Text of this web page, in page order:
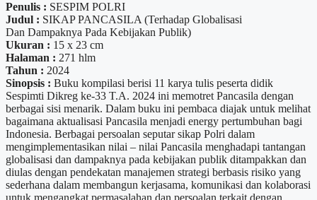
Penulis : SESPIM POLRI
Judul : SIKAP PANCASILA (Terhadap Globalisasi
Dan Dampaknya Pada Kebijakan Publik)
Ukuran : 15 x 23 cm
Halaman : 271 hlm
Tahun : 2024
Sinopsis : Buku kompilasi berisi 11 karya tulis peserta didik
Sespimti Dikreg ke-33 T.A. 2024 ini memotret Pancasila dengan
berbagai sisi menarik. Dalam buku ini pembaca diajak untuk melihat
bagaimana aktualisasi Pancasila menjadi energy pertumbuhan bagi
Indonesia. Berbagai persoalan seputar sikap Polri dalam
mengimplementasikan nilai – nilai Pancasila menghadapi tantangan
globalisasi dan dampaknya pada kebijakan publik ditampakkan dan
diulas dengan pendekatan manajemen strategi berbasis risiko yang
sederhana dalam membangun kerjasama, komunikasi dan kolaborasi
untuk mengangkat permasalahan dan persoalan terkait dengan